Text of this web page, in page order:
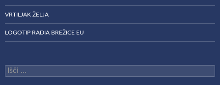
VRTILJAK ŽELJA
LOGOTIP RADIA BREŽICE EU
Išči: